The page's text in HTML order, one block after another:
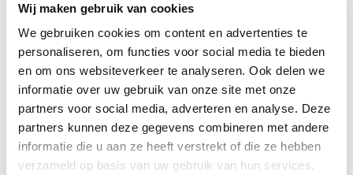
Wij maken gebruik van cookies
We gebruiken cookies om content en advertenties te
personaliseren, om functies voor social media te bieden
en om ons websiteverkeer te analyseren. Ook delen we
informatie over uw gebruik van onze site met onze
partners voor social media, adverteren en analyse. Deze
partners kunnen deze gegevens combineren met andere
informatie die u aan ze heeft verstrekt of die ze hebben
verzameld op basis van uw gebruik van hun services.
Tilburge dansgroep The LucyONES. Zij voerden een
prachtige poëtische dans performance op die nog meer
verscheidenheid in kunstvormen bracht in het
evenement. Of je nou geïnteresseerd bent in kunst,
benieuwd bent naar waar creatieve ondernemers zich
mee bezig houden, je graag inspiratie op wil doen of
simpelweg een avondje wil lachen, dan is de
PechaKucha Night in Theater De Nieuwe Vorst